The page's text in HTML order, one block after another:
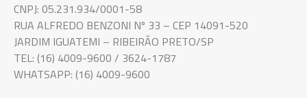
CNPJ: 05.231.934/0001-58
RUA ALFREDO BENZONI Nº 33 – CEP 14091-520
JARDIM IGUATEMI – RIBEIRÃO PRETO/SP
TEL: (16) 4009-9600 / 3624-1787
WHATSAPP: (16) 4009-9600